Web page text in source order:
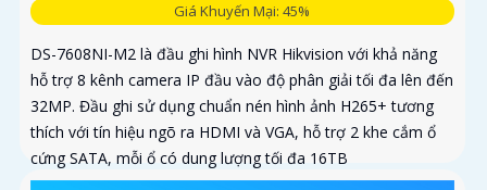
Giá Khuyến Mại: 45%
DS-7608NI-M2 là đầu ghi hình NVR Hikvision với khả năng
hỗ trợ 8 kênh camera IP đầu vào độ phân giải tối đa lên đến
32MP. Đầu ghi sử dụng chuẩn nén hình ảnh H265+ tương
thích với tín hiệu ngõ ra HDMI và VGA, hỗ trợ 2 khe cắm ổ
cứng SATA, mỗi ổ có dung lượng tối đa 16TB